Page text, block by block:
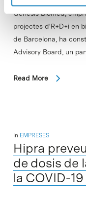
Genesis Biomed,
projectes d'R+D+i en
de Barcelona, ha
Advisory Board, un
Read More
In EMPRESES
Hipra
de dosis de
la COVID-